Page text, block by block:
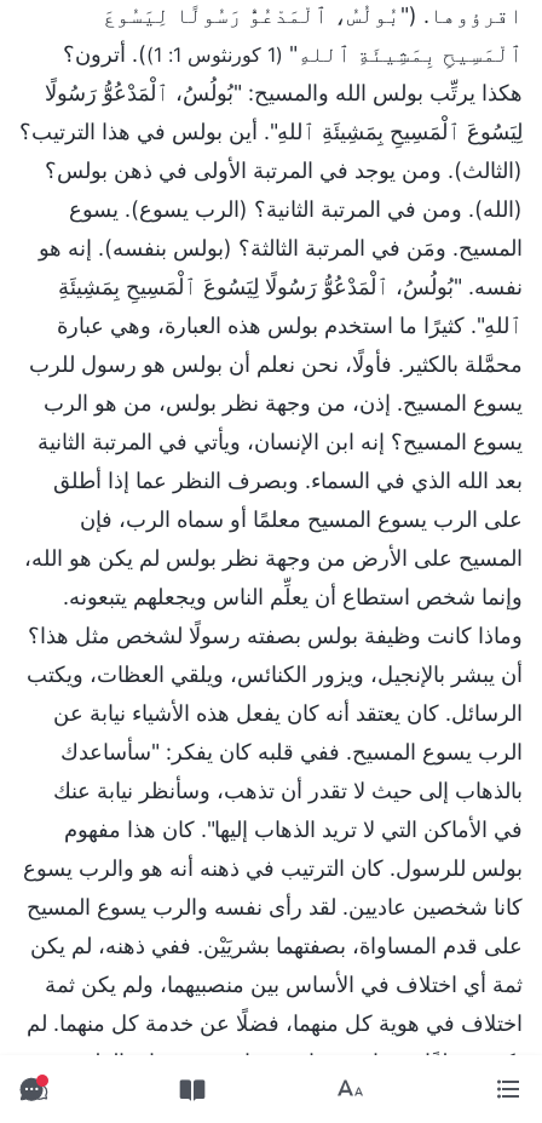
اقرؤوها. ("بُولُسُ، ٱلْمَدْعُوُّ رَسُولًا لِيَسُوعَ
ٱلْمَسِيحِ بِمَشِيئَةِ ٱللهِ" (1 كورنثوس 1: 1)
). أترون؟
هكذا يرتِّب بولس الله والمسيح: "بُولُسُ، ٱلْمَدْعُوُّ رَسُولًا
لِيَسُوعَ ٱلْمَسِيحِ بِمَشِيئَةِ ٱللهِ". أين بولس في هذا الترتيب؟
(الثالث). ومن يوجد في المرتبة الأولى في ذهن بولس؟
(الله). ومن في المرتبة الثانية؟ (الرب يسوع). يسوع
المسيح. ومَن في المرتبة الثالثة؟ (بولس بنفسه). إنه هو
نفسه. "بُولُسُ، ٱلْمَدْعُوُّ رَسُولًا لِيَسُوعَ ٱلْمَسِيحِ بِمَشِيئَةِ
ٱللهِ". كثيرًا ما استخدم بولس هذه العبارة، وهي عبارة
محمَّلة بالكثير. فأولًا، نحن نعلم أن بولس هو رسول للرب
يسوع المسيح. إذن، من وجهة نظر بولس، من هو الرب
يسوع المسيح؟ إنه ابن الإنسان، ويأتي في المرتبة الثانية
بعد الله الذي في السماء. وبصرف النظر عما إذا أطلق
على الرب يسوع المسيح معلمًا أو سماه الرب، فإن
المسيح على الأرض من وجهة نظر بولس لم يكن هو الله،
وإنما شخص استطاع أن يعلِّم الناس ويجعلهم يتبعونه.
وماذا كانت وظيفة بولس بصفته رسولًا لشخص مثل هذا؟
أن يبشر بالإنجيل، ويزور الكنائس، ويلقي العظات، ويكتب
الرسائل. كان يعتقد أنه كان يفعل هذه الأشياء نيابة عن
الرب يسوع المسيح. ففي قلبه كان يفكر: "سأساعدك
بالذهاب إلى حيث لا تقدر أن تذهب، وسأنظر نيابة عنك
في الأماكن التي لا تريد الذهاب إليها". كان هذا مفهوم
بولس للرسول. كان الترتيب في ذهنه أنه هو والرب يسوع
كانا شخصين عاديين. لقد رأى نفسه والرب يسوع المسيح
على قدم المساواة، بصفتهما بشريَيْن. ففي ذهنه، لم يكن
ثمة أي اختلاف في الأساس بين منصبيهما، ولم يكن ثمة
اختلاف في هوية كل منهما، فضلًا عن خدمة كل منهما. لم
يكن مختلفًا بينهما سوى اسميهما، وعمريهما، والظروف
العائلية لكل منهما، وخلفيتيهما؛ وكان لكل منهما مواهب